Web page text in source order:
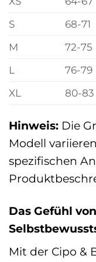
S
68-71
M
72-75
L
76-79
XL
80-83
Hinweis: Die
Modell
spezifischen
Das Gefühl
Mit der Cipo &